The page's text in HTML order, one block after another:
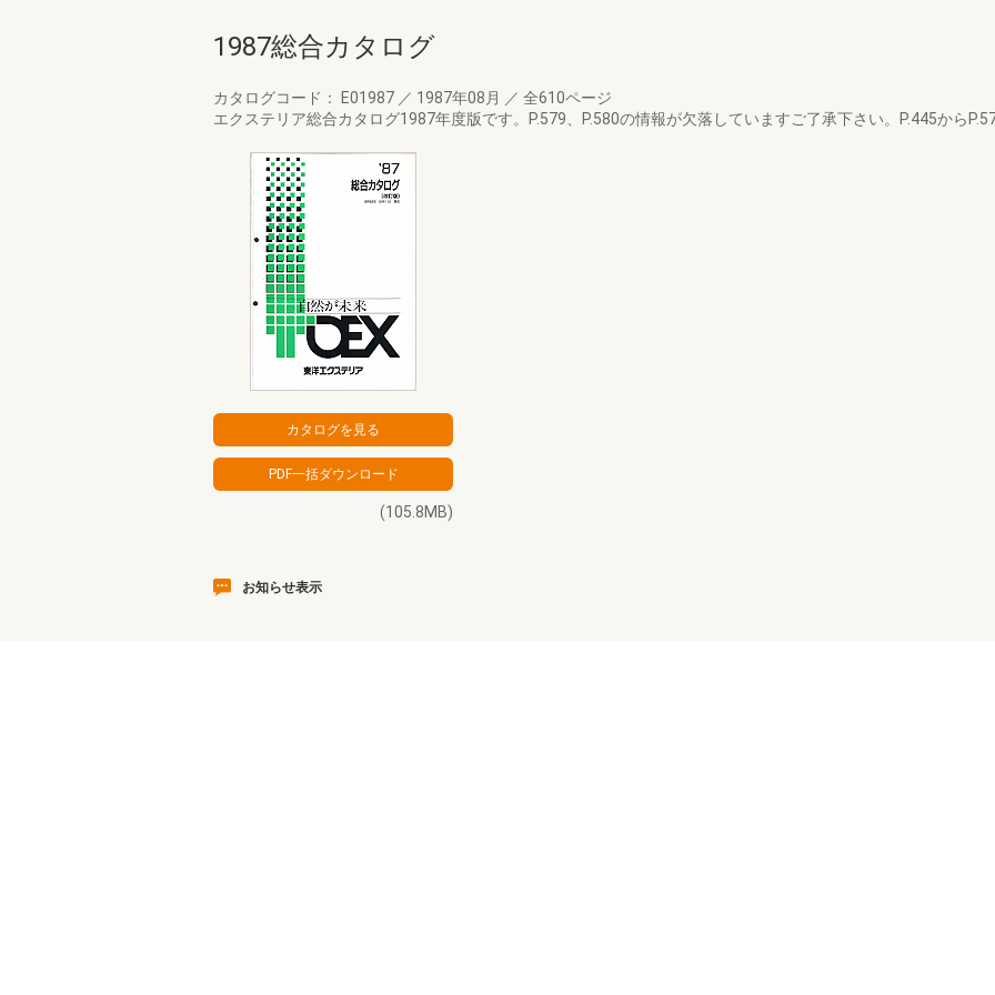
1987総合カタログ
カタログコード： E01987 ／ 1987年08月 ／ 全610ページ
エクステリア総合カタログ1987年度版です。P.579、P.580の情報が欠落していますご了承下さい。P.445から
(105.8MB)
お知らせ表示